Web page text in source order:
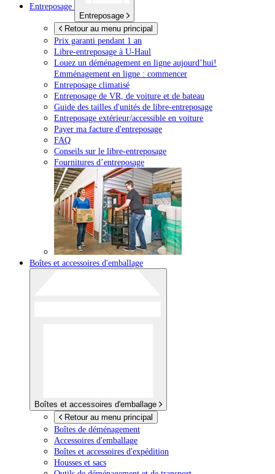
Entreposage
Entreposage
Retour au menu principal
Prix garanti pendant 1 an
Libre-entreposage à U-Haul
Louez un déménagement en ligne aujourd’hui!
Emménagement en ligne : commencer
Entreposage climatisé
Entreposage de VR, de voiture et de bateau
Guide des tailles d'unités de libre-entreposage
Entreposage extérieur/accessible en voiture
Payer ma facture d'entreposage
FAQ
Conseils sur le libre-entreposage
Fournitures d’entreposage
Boîtes et accessoires d'emballage
Boîtes et accessoires d'emballage
Retour au menu principal
Boîtes de déménagement
Accessoires d'emballage
Boîtes et accessoires d'expédition
Housses et sacs